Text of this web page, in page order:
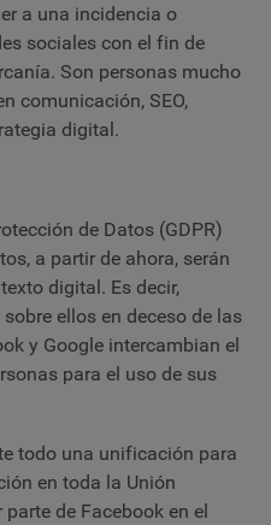
a una incidencia o
sociales con el fin de
Son personas mucho
comunicación, SEO,
digital.
de Datos (GDPR)
a partir de ahora, serán
digital. Es decir,
ellos en deceso de las
y Google intercambian el
para el uso de sus
todo una unificación para
en toda la Unión
de Facebook en el